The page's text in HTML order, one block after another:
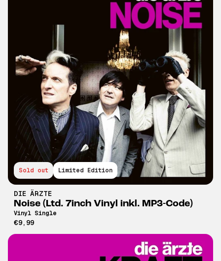
Sold out Limited Edition
DIE ÄRZTE
Noise (Ltd. 7inch Vinyl inkl. MP3-Code)
Vinyl Single
€9,99